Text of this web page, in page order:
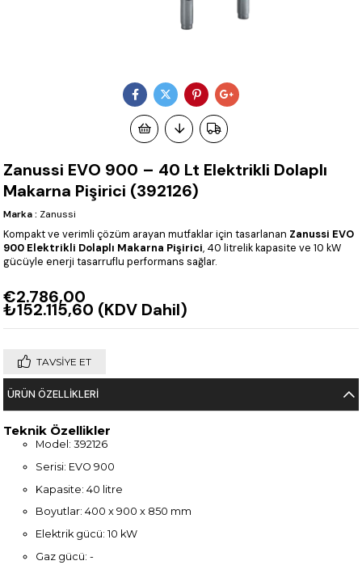
Zanussi EVO 900 – 40 Lt Elektrikli Dolaplı
Makarna Pişirici (392126)
Marka : Zanussi
Kompakt ve verimli çözüm arayan mutfaklar için tasarlanan Zanussi EVO
900 Elektrikli Dolaplı Makarna Pişirici, 40 litrelik kapasite ve 10 kW
gücüyle enerji tasarruflu performans sağlar.
€2.786,00
₺152.115,60 (KDV Dahil)
TAVSIYE ET
ÜRÜN ÖZELLIKLERI
Teknik Özellikler
Model: 392126
Serisi: EVO 900
Kapasite: 40 litre
Boyutlar: 400 x 900 x 850 mm
Elektrik gücü: 10 kW
Gaz gücü: -